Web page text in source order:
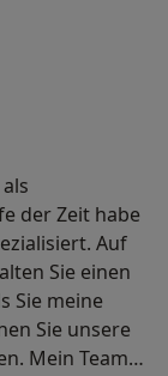
als
der Zeit habe
Auf
Sie einen
Sie meine
Sie unsere
Mein Team